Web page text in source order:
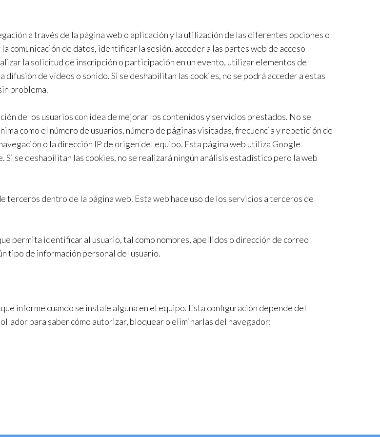
a través de la página web o aplicación y la utilización de las diferentes opciones o
comunicación de datos, identificar la sesión, acceder a las partes web de acceso
la solicitud de inscripción o participación en un evento, utilizar elementos de
de vídeos o sonido. Si se deshabilitan las cookies, no se podrá acceder a estas
problema.
de los usuarios con idea de mejorar los contenidos y servicios prestados. No se
como el número de usuarios, número de páginas visitadas, frecuencia y repetición de
o la dirección IP de origen del equipo. Esta página web utiliza Google
se deshabilitan las cookies, no se realizará ningún análisis estadístico pero la web
terceros dentro de la página web. Esta web hace uso de los servicios a terceros de
permita identificar al usuario, tal como nombres, apellidos o dirección de correo
tipo de información personal del usuario.
informe cuando se instale alguna en el equipo. Esta configuración depende del
para saber cómo autorizar, bloquear o eliminarlas del navegador: